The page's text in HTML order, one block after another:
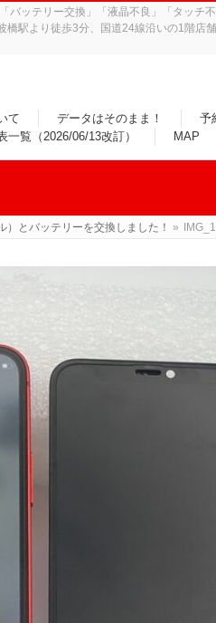
ッテリー交換」「液晶不良」「タッチ
駅より徒歩3分、国道24線沿いの1階店
て データはそのまま！ 予
一覧（2026/06/13改訂）
MAP
とバッテリーを交換しました！ »